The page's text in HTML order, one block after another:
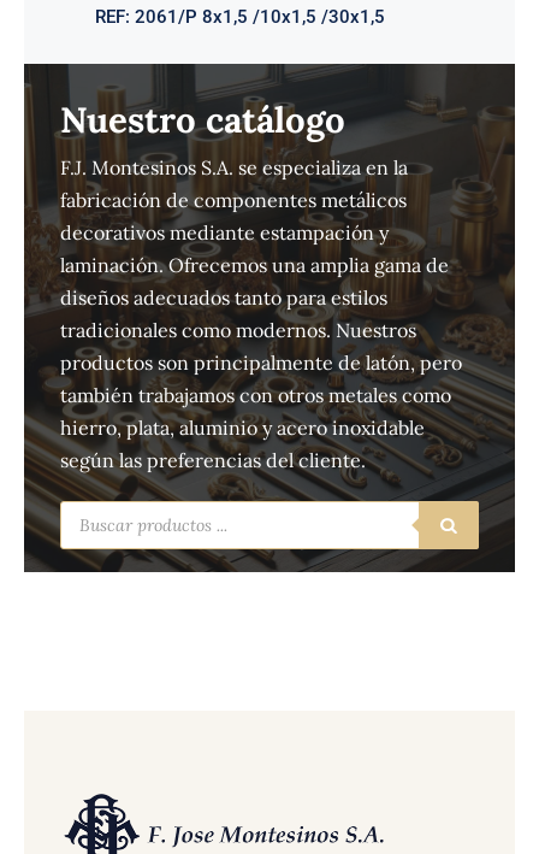
REF: 2061/P 8x1,5 /10x1,5 /30x1,5
Nuestro catálogo
F.J. Montesinos S.A. se especializa en la
fabricación de componentes metálicos
decorativos mediante estampación y
laminación. Ofrecemos una amplia gama de
diseños adecuados tanto para estilos
tradicionales como modernos. Nuestros
productos son principalmente de latón, pero
también trabajamos con otros metales como
hierro, plata, aluminio y acero inoxidable
según las preferencias del cliente.
Búsqueda
de
productos